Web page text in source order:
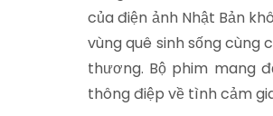
của điện ảnh Nhật Bản
vùng quê sinh sống cùng
thương. Bộ phim mang
thông điệp về tình cảm